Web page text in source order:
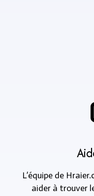
L’équipe de
aider à trouver